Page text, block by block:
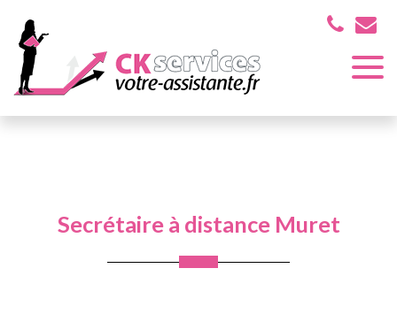
Secrétaire à distance Muret